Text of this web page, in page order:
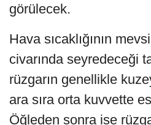
görülecek.
Hava sıcaklığının
civarında seyredeceği
rüzgarın genellikle
ara sıra orta kuvvette
Öğleden sonra ise